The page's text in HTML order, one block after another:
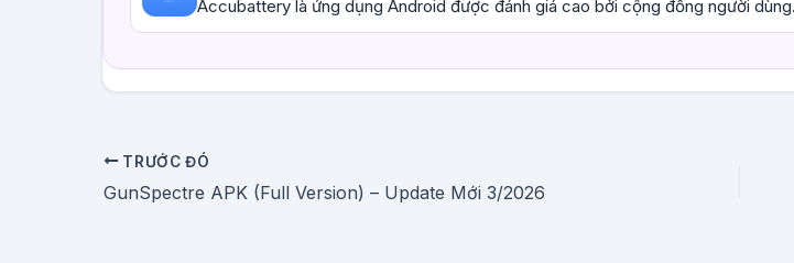
Accubattery là ứng dụng Android được đánh giá cao bởi cộng đồng người
TRƯỚC ĐÓ
GunSpectre APK (Full Version) – Update Mới 3/2026